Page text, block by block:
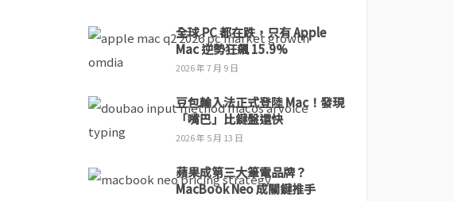
全球 PC 都在跌，只有 Apple
Mac 逆勢狂飆 15.9%
2026 年 7 月 9 日
豆包輸入法正式登陸 Mac！發現
「嘴巴」比鍵盤還快
2026 年 5 月 13 日
蘋果成第三大筆電品牌？
MacBook Neo 成關鍵推手